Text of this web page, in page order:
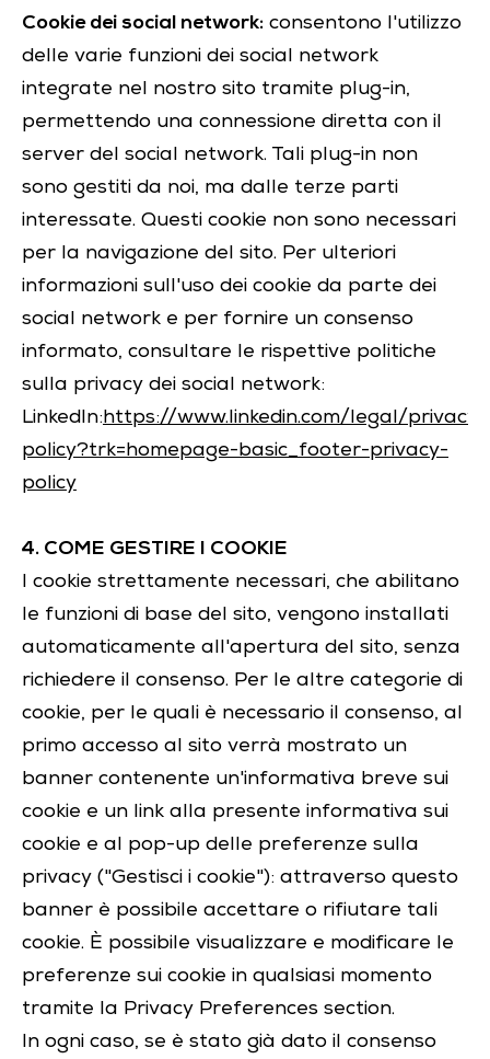
Cookie dei social network: consentono l'utilizzo
delle varie funzioni dei social network
integrate nel nostro sito tramite plug-in,
permettendo una connessione diretta con il
server del social network. Tali plug-in non
sono gestiti da noi, ma dalle terze parti
interessate. Questi cookie non sono necessari
per la navigazione del sito. Per ulteriori
informazioni sull'uso dei cookie da parte dei
social network e per fornire un consenso
informato, consultare le rispettive politiche
sulla privacy dei social network:
LinkedIn:https://www.linkedin.com/legal/privacy-
policy?trk=homepage-basic_footer-privacy-
policy
4. COME GESTIRE I COOKIE
I cookie strettamente necessari, che abilitano
le funzioni di base del sito, vengono installati
automaticamente all'apertura del sito, senza
richiedere il consenso. Per le altre categorie di
cookie, per le quali è necessario il consenso, al
primo accesso al sito verrà mostrato un
banner contenente un'informativa breve sui
cookie e un link alla presente informativa sui
cookie e al pop-up delle preferenze sulla
privacy ("Gestisci i cookie"): attraverso questo
banner è possibile accettare o rifiutare tali
cookie. È possibile visualizzare e modificare le
preferenze sui cookie in qualsiasi momento
tramite la Privacy Preferences section.
In ogni caso, se è stato già dato il consenso